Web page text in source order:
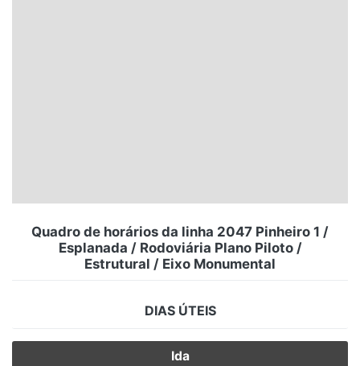
Quadro de horários da linha 2047 Pinheiro 1 /
Esplanada / Rodoviária Plano Piloto /
Estrutural / Eixo Monumental
DIAS ÚTEIS
Ida